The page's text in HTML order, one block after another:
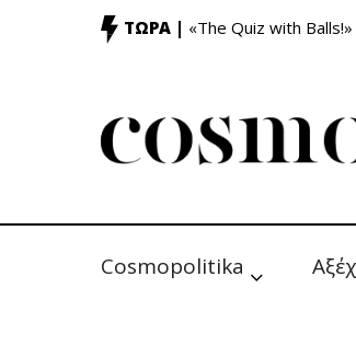
ΤΩΡΑ | «The Quiz with Balls!»
Cosmopolitika